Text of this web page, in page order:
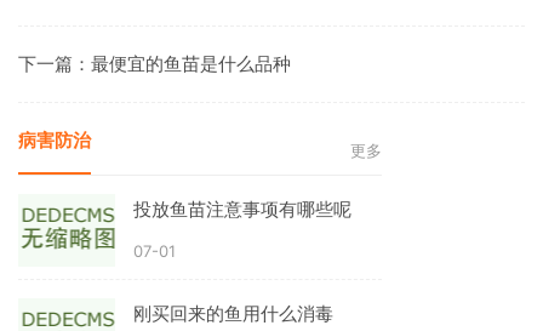
下一篇： 最便宜的鱼苗是什么品种
病害防治 更多
投放鱼苗注意事项有哪些呢
07-01
刚买回来的鱼用什么消毒